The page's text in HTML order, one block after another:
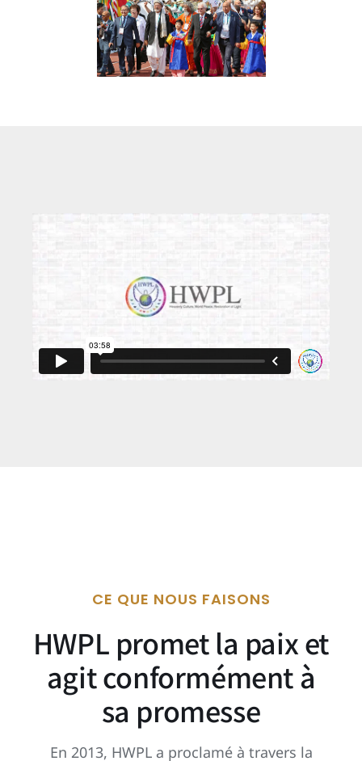
CE QUE NOUS FAISONS
HWPL promet la paix et
agit conformément à
sa promesse
En 2013, HWPL a proclamé à travers la